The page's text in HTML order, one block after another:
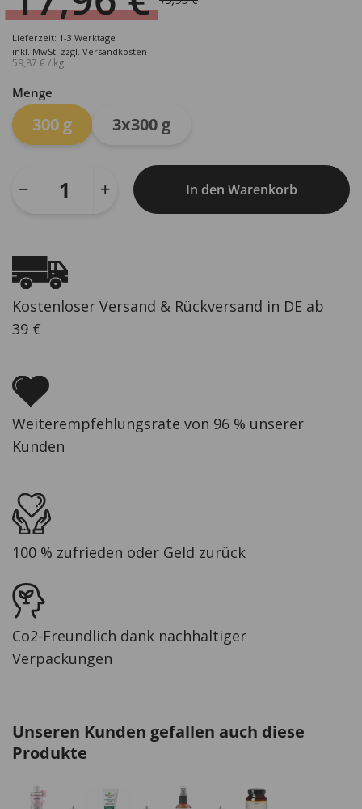
Ursprünglicher
Preis
war:
19,95 €
Aktueller
Preis
ist:
17,96 €.
Lieferzeit: 1-3 Werktage
inkl. MwSt. zzgl. Versandkosten
59,87 € / kg
Menge
300 g 3x300 g
In den Warenkorb
Kostenloser Versand & Rückversand in DE ab
39 €
Weiterempfehlungsrate von 96 % unserer
Kunden
100 % zufrieden oder Geld zurück
Co2-Freundlich dank nachhaltiger
Verpackungen
Unseren Kunden gefallen auch diese
Produkte